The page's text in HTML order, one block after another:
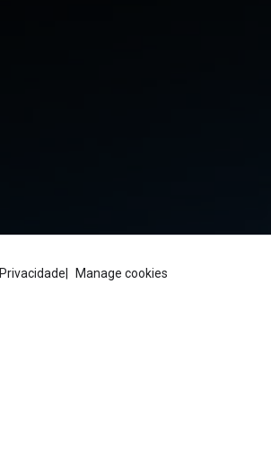
Privacidade Manage cookies